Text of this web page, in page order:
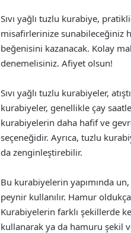
Sıvı yağlı tuzlu kurabiye,
misafirlerinize sunabileceğiniz
beğenisini kazanacak. Kolay
denemelisiniz. Afiyet olsun!
Sıvı yağlı tuzlu kurabiyeler,
kurabiyeler, genellikle çay
kurabiyelerin daha hafif ve
seçeneğidir. Ayrıca, tuzlu
da zenginleştirebilir.
Bu kurabiyelerin yapımında
peynir kullanılır. Hamur
Kurabiyelerin farklı şekillerde
kullanarak ya da hamuru şekil